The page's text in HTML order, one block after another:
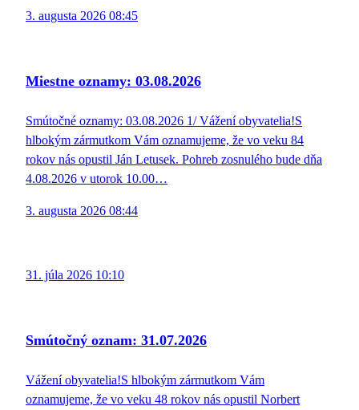
3. augusta 2026 08:45
Miestne oznamy: 03.08.2026
Smútočné oznamy: 03.08.2026 1/ Vážení obyvatelia!S
hlbokým zármutkom Vám oznamujeme, že vo veku 84
rokov nás opustil Ján Letusek. Pohreb zosnulého bude dňa
4.08.2026 v utorok 10.00…
3. augusta 2026 08:44
31. júla 2026 10:10
Smútočný oznam: 31.07.2026
Vážení obyvatelia!S hlbokým zármutkom Vám
oznamujeme, že vo veku 48 rokov nás opustil Norbert